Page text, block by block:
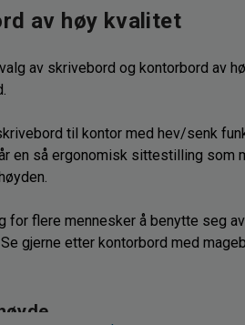
av høy kvalitet
av skrivebord og kontorbord av
til kontor med hev/senk
en så ergonomisk sittestilling som
for flere mennesker å benytte seg
gjerne etter kontorbord med